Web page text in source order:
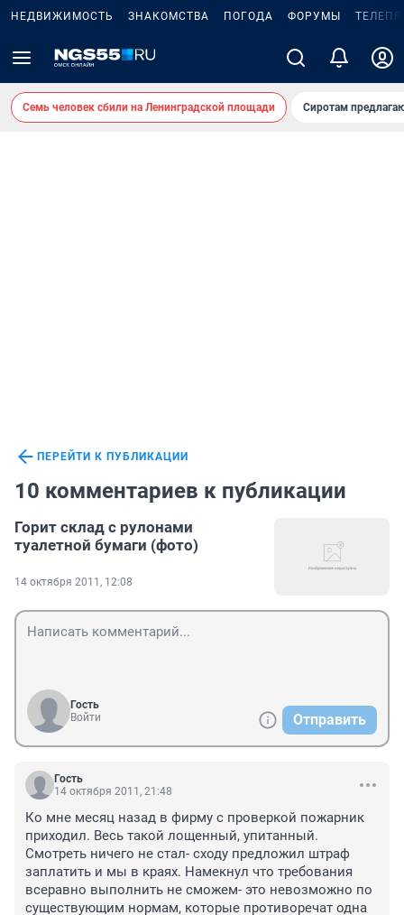
НЕДВИЖИМОСТЬ ЗНАКОМСТВА ПОГОДА ФОРУМЫ
Семь человек сбили на Ленинградской площади Сиротам
ПЕРЕЙТИ К ПУБЛИКАЦИИ
10 комментариев к публикации
Горит склад с рулонами
туалетной бумаги (фото)
14 октября 2011, 12:08
Гость
Войти
Отправить
Гость
14 октября 2011, 21:48
Ко мне месяц назад в фирму с проверкой пожарник
приходил. Весь такой лощенный, упитанный.
Смотреть ничего не стал- сходу предложил штраф
заплатить и мы в краях. Намекнул что требования
всеравно выполнить не сможем- это невозможно по
существующим нормам, которые противоречат одна